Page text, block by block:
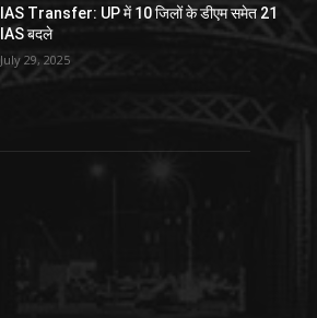
IAS Transfer: UP में 10 जिलों के डीएम समेत 21
IAS बदले
July 29, 2025